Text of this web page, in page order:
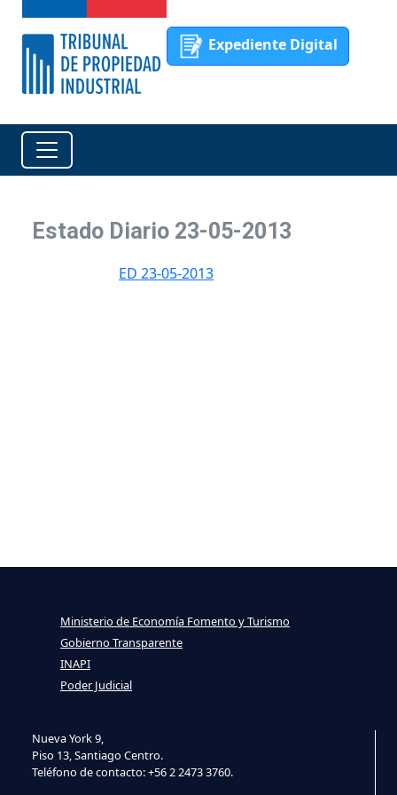
Expediente Digital
Estado Diario 23-05-2013
ED 23-05-2013
Nueva York 9,
Piso 13, Santiago Centro.
Teléfono de contacto: +56 2 2473 3760.
Ministerio de Economía Fomento y Turismo
Gobierno Transparente
INAPI
Poder Judicial